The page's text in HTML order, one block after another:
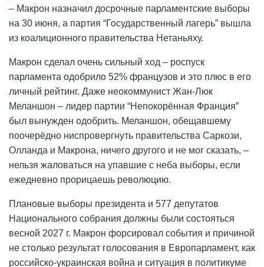
– Макрон назначил досрочные парламентские выборы
на 30 июня, а партия “Государственный лагерь” вышла
из коалиционного правительства Нетаньяху.
Макрон сделал очень сильный ход – роспуск
парламента одобрило 52% французов и это плюс в его
личный рейтинг. Даже неокоммунист Жан-Люк
Меланшон – лидер партии “Непокорённая Франция”
был вынужден одобрить. Меланшон, обещавшему
поочерёдно ниспровергнуть правительства Саркози,
Олланда и Макрона, ничего другого и не мог сказать, –
нельзя жаловаться на упавшие с неба выборы, если
ежедневно прорицаешь революцию.
Плановые выборы президента и 577 депутатов
Национального собрания должны были состояться
весной 2027 г. Макрон форсировал события и причиной
не столько результат голосования в Европарламент, как
российско-украинская война и ситуация в политикуме